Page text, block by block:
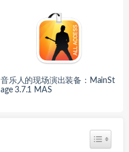
音乐人的现场演出装备：MainSt
age 3.7.1 MAS